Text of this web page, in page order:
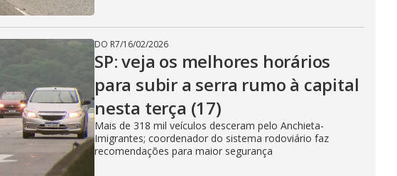
DO R7/16/02/2026
SP: veja os melhores horários
para subir a serra rumo à capital
nesta terça (17)
Mais de 318 mil veículos desceram pelo Anchieta-
Imigrantes; coordenador do sistema rodoviário faz
recomendações para maior segurança